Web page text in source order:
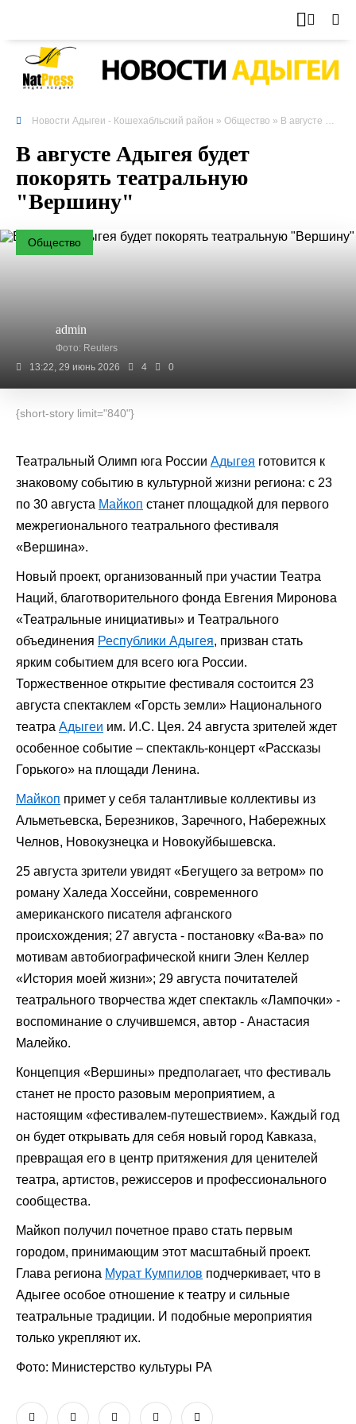
Новости Адыгеи - Кошехабльский район » Общество » В августе
В августе Адыгея будет
покорять театральную
"Вершину"
Общество
admin
Фото: Reuters
13:22, 29 июнь 2026
4 0
{short-story limit="840"}
Театральный Олимп юга России Адыгея готовится к
знаковому событию в культурной жизни региона: с 23
по 30 августа Майкоп станет площадкой для первого
межрегионального театрального фестиваля
«Вершина».
Новый проект, организованный при участии Театра
Наций, благотворительного фонда Евгения Миронова
«Театральные инициативы» и Театрального
объединения Республики Адыгея, призван стать
ярким событием для всего юга России.
Торжественное открытие фестиваля состоится 23
августа спектаклем «Горсть земли» Национального
театра Адыгеи им. И.С. Цея. 24 августа зрителей ждет
особенное событие – спектакль-концерт «Рассказы
Горького» на площади Ленина.
Майкоп примет у себя талантливые коллективы из
Альметьевска, Березников, Заречного, Набережных
Челнов, Новокузнецка и Новокуйбышевска.
25 августа зрители увидят «Бегущего за ветром» по
роману Халеда Хоссейни, современного
американского писателя афганского
происхождения; 27 августа - постановку «Ва-ва» по
мотивам автобиографической книги Элен Келлер
«История моей жизни»; 29 августа почитателей
театрального творчества ждет спектакль «Лампочки» -
воспоминание о случившемся, автор - Анастасия
Малейко.
Концепция «Вершины» предполагает, что фестиваль
станет не просто разовым мероприятием, а
настоящим «фестивалем-путешествием». Каждый год
он будет открывать для себя новый город Кавказа,
превращая его в центр притяжения для ценителей
театра, артистов, режиссеров и профессионального
сообщества.
Майкоп получил почетное право стать первым
городом, принимающим этот масштабный проект.
Глава региона Мурат Кумпилов подчеркивает, что в
Адыгее особое отношение к театру и сильные
театральные традиции. И подобные мероприятия
только укрепляют их.
Фото: Министерство культуры РА